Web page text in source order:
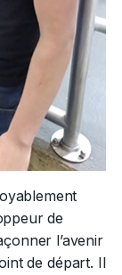
de
l’avenir
de départ. Il